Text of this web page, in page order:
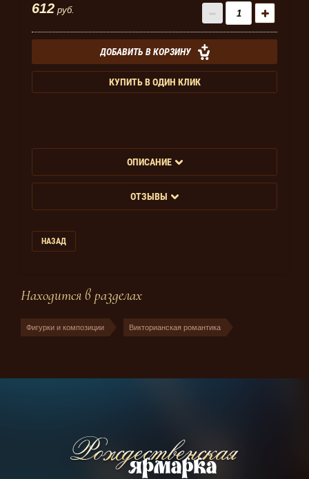
612 руб.
ДОБАВИТЬ В КОРЗИНУ
КУПИТЬ В ОДИН КЛИК
ОПИСАНИЕ
ОТЗЫВЫ
НАЗАД
Находится в разделах
Фигурки и композиции Викторианская романтика